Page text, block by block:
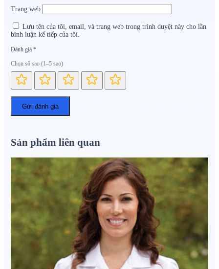
Trang web
Lưu tên của tôi, email, và trang web trong trình duyệt này cho lần
bình luận kế tiếp của tôi.
Đánh giá *
Chọn số sao (1–5 sao)
Sản phẩm liên quan